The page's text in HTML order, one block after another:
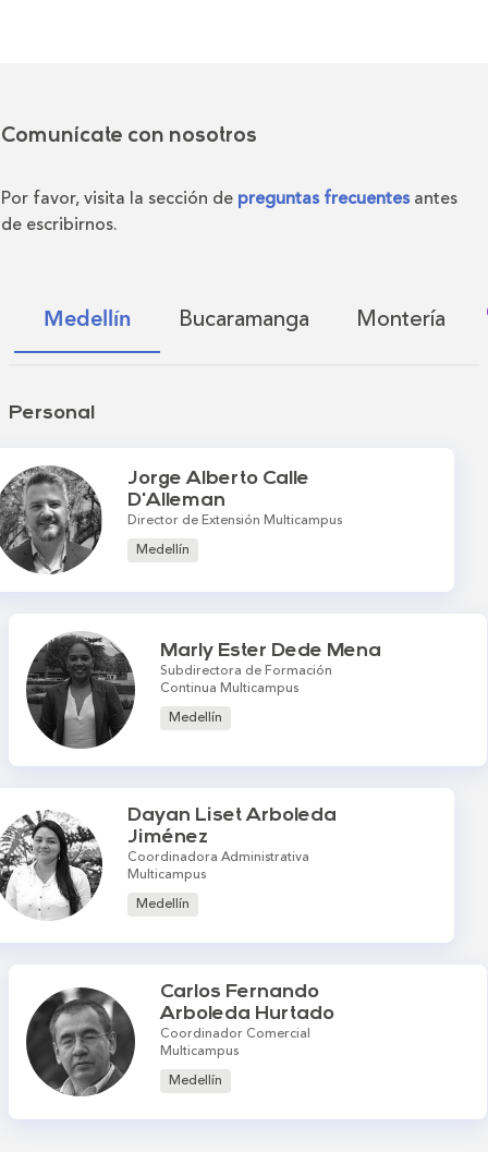
Comunícate con nosotros
Por favor, visita la sección de preguntas frecuentes antes
de escribirnos.
Medellín Bucaramanga Montería
Personal
Jorge Alberto Calle
D'Alleman
Director de Extensión Multicampus
Medellín
Marly Ester Dede Mena
Subdirectora de Formación
Continua Multicampus
Medellín
Dayan Liset Arboleda
Jiménez
Coordinadora Administrativa
Multicampus
Medellín
Carlos Fernando
Arboleda Hurtado
Coordinador Comercial
Multicampus
Medellín